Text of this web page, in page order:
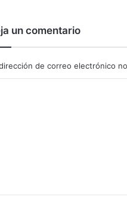
un comentario
de correo electrónico